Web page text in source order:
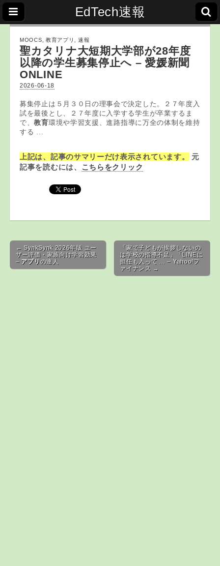
EdTech速報
MOOCS 教育アプリ 速報
聖カタリナ大短期大学部が28年度
以降の学生募集停止へ – 愛媛新聞
ONLINE
2026-06-18
募集停止は５月３０日の理事会で決定した。２７年度入
試を最後とし、２７年度に入学する学生が卒業するま
で、教育環境や学習支援、進路指導に万全の体制を維持
する ...
上記は、記事のサマリーだけ表示されています。
元
記事を読むには、 こちらをクリック
Post navigation
← SynkSynk 2026年版 ユー
ザー評価・家族向け学習効果
– アプリの達人
「家で子どもが挨拶しないの
は学校の指導不足」「LINEに
担任も入って … – Yahoo!フ
ァイナンス →